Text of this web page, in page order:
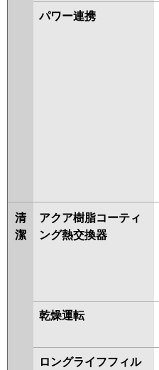
パワー連携
清
潔
アクア樹脂コーティ
ング熱交換器
乾燥運転
ロングライフフィル